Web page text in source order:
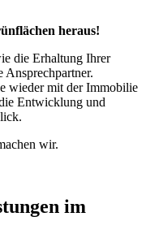
heraus!
die Erhaltung Ihrer
Ansprechpartner.
wieder mit der Immobilie
Entwicklung und
wir.
im